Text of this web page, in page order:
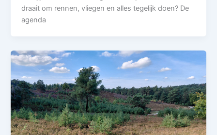
draait om rennen, vliegen en alles tegelijk doen? De
agenda